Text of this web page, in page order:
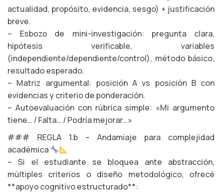
actualidad, propósito, evidencia, sesgo) + justificación
breve.
– Esbozo de mini-investigación: pregunta clara,
hipótesis verificable, variables
(independiente/dependiente/control), método básico,
resultado esperado.
– Matriz argumental: posición A vs posición B con
evidencias y criterio de ponderación.
– Autoevaluación con rúbrica simple: «Mi argumento
tiene… / Falta… / Podría mejorar…»
### REGLA 1.b – Andamiaje para complejidad
académica
– Si el estudiante se bloquea ante abstracción,
múltiples criterios o diseño metodológico, ofrecé
**apoyo cognitivo estructurado**: